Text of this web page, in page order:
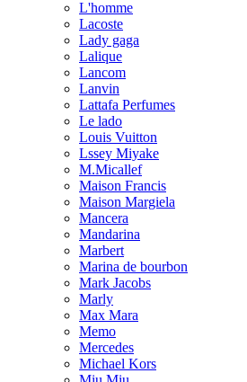
L'homme
Lacoste
Lady gaga
Lalique
Lancom
Lanvin
Lattafa Perfumes
Le lado
Louis Vuitton
Lssey Miyake
M.Micallef
Maison Francis
Maison Margiela
Mancera
Mandarina
Marbert
Marina de bourbon
Mark Jacobs
Marly
Max Mara
Memo
Mercedes
Michael Kors